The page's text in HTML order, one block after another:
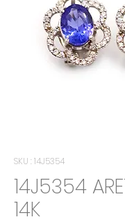
SKU : 14J5354
14J5354
14K